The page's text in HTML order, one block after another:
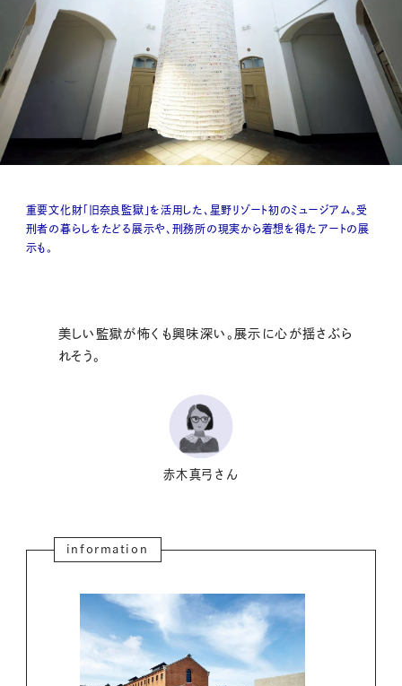
重要文化財「旧奈良監獄」を活用した、星野リゾート初のミュージアム。受
刑者の暮らしをたどる展示や、刑務所の現実から着想を得たアートの展
示も。
美しい監獄が怖くも興味深い。展示に心が揺さぶら
れそう。
赤木真弓さん
information